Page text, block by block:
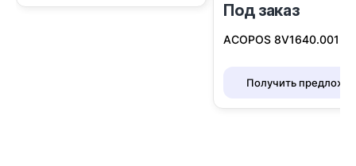
Под заказ
ACOPOS 8V1640.001-2
Получить